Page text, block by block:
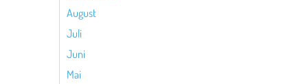
August
Juli
Juni
Mai